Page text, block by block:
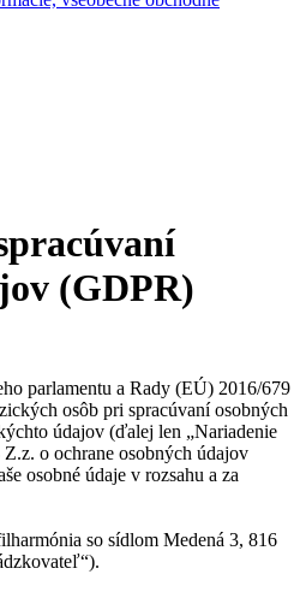
(GDPR)
parlamentu a Rady (EÚ) 2016/679
osôb pri spracúvaní osobných
údajov (ďalej len „Nariadenie
o ochrane osobných údajov
osobné údaje v rozsahu a za
so sídlom Medená 3, 816